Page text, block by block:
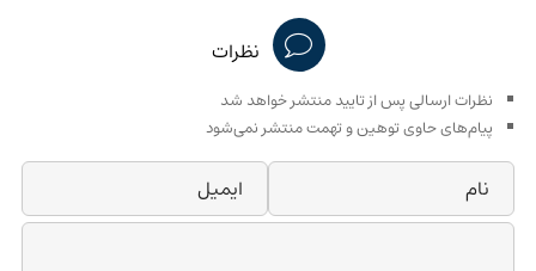
نظرات
نظرات ارسالی پس از تایید منتشر خواهد شد
پیام‌های حاوی توهین و تهمت منتشر نمی‌شود